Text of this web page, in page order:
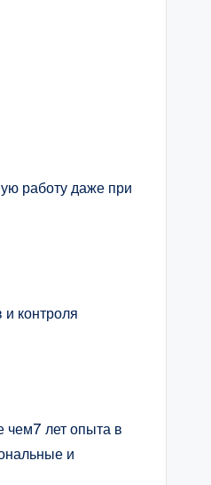
работу даже при
и контроля
чем7 лет опыта в
и